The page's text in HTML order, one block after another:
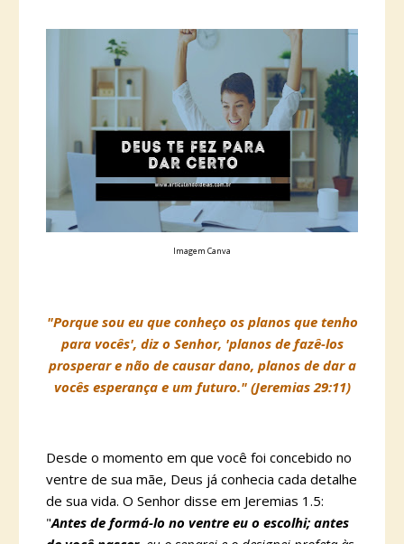
Imagem Canva
"Porque sou eu que conheço os planos que tenho
para vocês', diz o Senhor, 'planos de fazê-los
prosperar e não de causar dano, planos de dar a
vocês esperança e um futuro." (Jeremias 29:11)
Desde o momento em que você foi concebido no
ventre de sua mãe, Deus já conhecia cada detalhe
de sua vida. O Senhor disse em Jeremias 1.5:
"Antes de formá-lo no ventre eu o escolhi; antes